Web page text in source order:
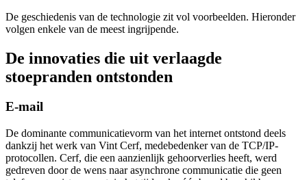
De geschiedenis van de technologie zit vol voorbeelden. Hieronder
volgen enkele van de meest ingrijpende.
De innovaties die uit verlaagde
stoepranden ontstonden
E-mail
De dominante communicatievorm van het internet ontstond deels
dankzij het werk van Vint Cerf, medebedenker van de TCP/IP-
protocollen. Cerf, die een aanzienlijk gehoorverlies heeft, werd
gedreven door de wens naar asynchrone communicatie die geen